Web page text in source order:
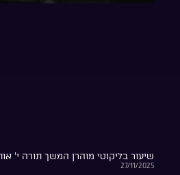
שיעור בליקוטי מוהרן המשך תורה י’
27/11/2025